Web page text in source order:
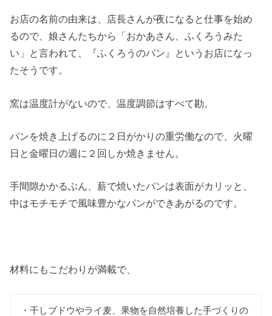
お店の名前の由来は、店長さんが夜になると仕事を始め
るので、娘さんたちから「おかあさん、ふくろうみた
い」と言われて、『ふくろうのパン』というお店になっ
たそうです。
窯は温度計がないので、温度調節はすべて勘。
パンを焼き上げるのに２日がかりの重労働なので、火曜
日と金曜日の週に２回しか焼きません。
手間隙かかるぶん、薪で焼いたパンは表面がカリッと、
中はモチモチで風味豊かなパンができあがるのです。
材料にもこだわりが満載で、
・干しブドウやライ麦、果物を自然培養した手づくりの